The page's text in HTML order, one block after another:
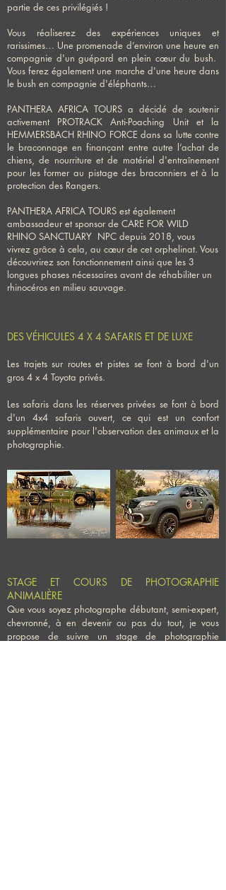
partie de ces privilégiés !
Vous réaliserez des expériences uniques et
rarissimes… Une promenade d’environ une heure en
compagnie d'un guépard en plein cœur du bush.
Vous ferez également une marche d'une heure dans
le bush en compagnie d'éléphants…
PANTHERA AFRICA TOURS a décidé de soutenir
activement PROTRACK Anti-Poaching Unit et la
HEMMERSBACH RHINO FORCE dans sa lutte contre
le braconnage en finançant entre autre l’achat de
chiens, de nourriture et de matériel d'entraînement
pour les former au pistage des braconniers et à la
protection des Rangers.
PANTHERA AFRICA TOURS est également
ambassadeur et sponsor de CARE FOR WILD
RHINO SANCTUARY NPC depuis 2018, vous
vivrez grâce à cela, au cœur de cet orphelinat. Vous
découvrirez son fonctionnement ainsi que les 3
longues phases nécessaires avant de réhabiliter un
rhinocéros en milieu sauvage.
DES VÉHICULES 4 X 4 SAFARIS ET DE LUXE
Les trajets sur routes et pistes se font à bord d'un
gros 4 x 4 Toyota privés.
Les safaris dans les réserves privées se font à bord
d'un 4x4 safaris ouvert, ce qui est un confort
supplémentaire pour l'observation des animaux et la
photographie.
STAGE ET COURS DE PHOTOGRAPHIE
ANIMALIÈRE
Que vous soyez photographe débutant, semi-expert,
chevronné, à en devenir ou pas du tout, je vous
propose de suivre un stage de photographie